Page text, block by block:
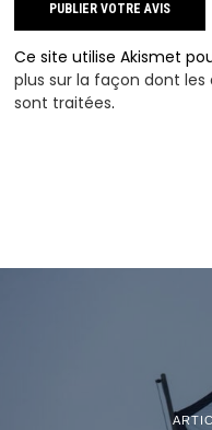
Ce site utilise Akismet
plus sur la façon dont
sont traitées.